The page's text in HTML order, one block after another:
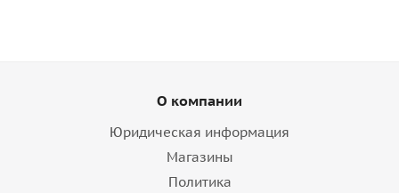
О компании
Юридическая информация
Магазины
Политика